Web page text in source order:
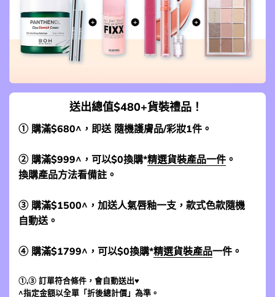
送出總值$480+貨裝禮品！
① 購滿$680^，即送 隨機護膚品/彩妝1件。
② 購滿$999^，可以$0換購*精選貨裝產品一件 。
換購產品方法看備註。
③ 購滿$1500^，加送人氣唇釉一支，款式色款隨機
自動送。
④ 購滿$1799^，可以$0換購*精選貨裝產品一件。
①,③ 訂單符合條件，會自動送出♥
^指定金額以全單「折後總計價」為準。